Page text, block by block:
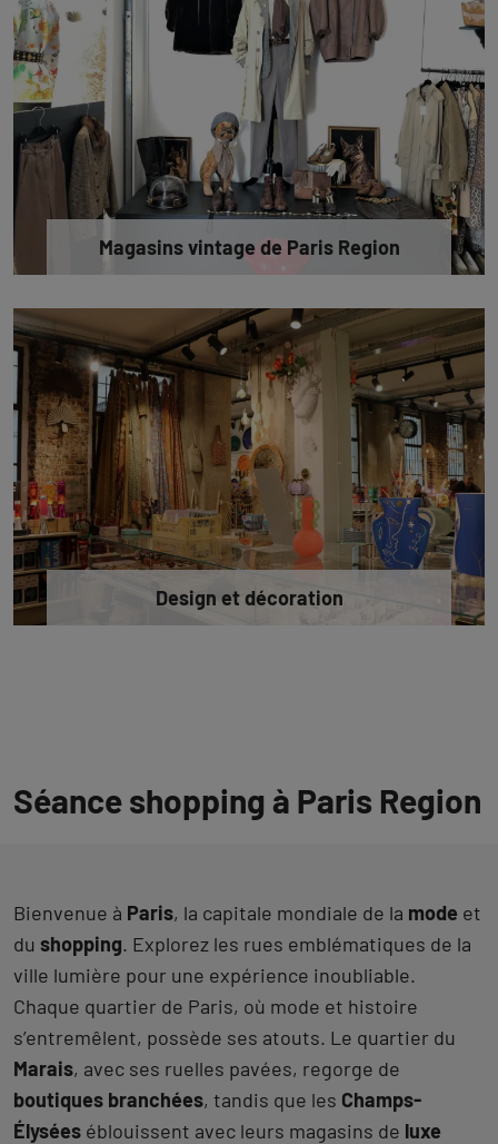
Magasins vintage de Paris Region
Design et décoration
Séance shopping à Paris Region
Bienvenue à Paris, la capitale mondiale de la mode et
du shopping. Explorez les rues emblématiques de la
ville lumière pour une expérience inoubliable.
Chaque quartier de Paris, où mode et histoire
s’entremêlent, possède ses atouts. Le quartier du
Marais, avec ses ruelles pavées, regorge de
boutiques branchées, tandis que les Champs-
Élysées éblouissent avec leurs magasins de luxe